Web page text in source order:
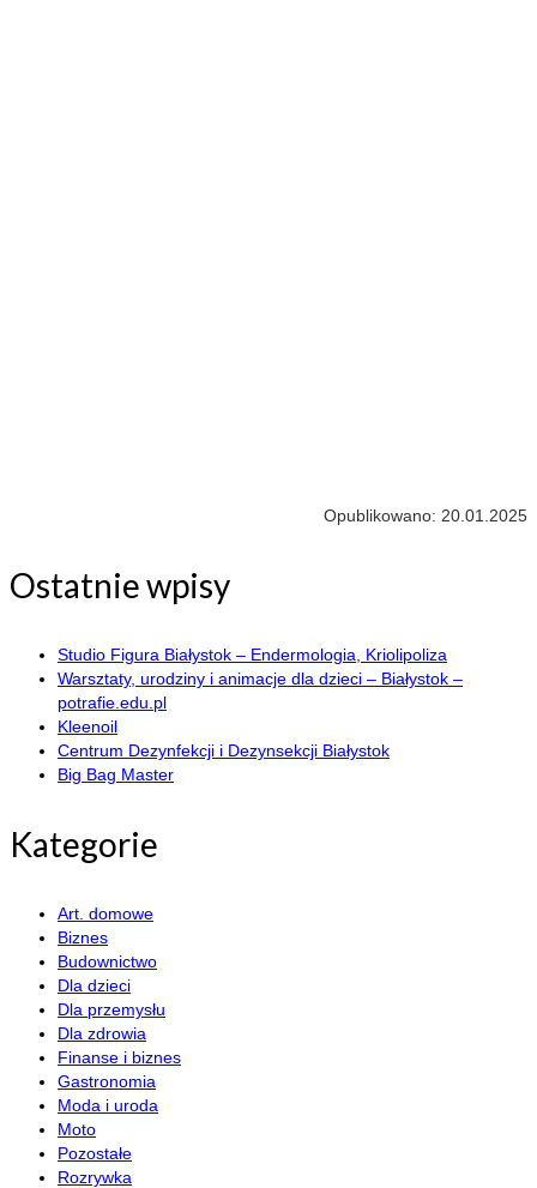
Opublikowano: 20.01.2025
Ostatnie wpisy
Studio Figura Białystok – Endermologia, Kriolipoliza
Warsztaty, urodziny i animacje dla dzieci – Białystok –
potrafie.edu.pl
Kleenoil
Centrum Dezynfekcji i Dezynsekcji Białystok
Big Bag Master
Kategorie
Art. domowe
Biznes
Budownictwo
Dla dzieci
Dla przemysłu
Dla zdrowia
Finanse i biznes
Gastronomia
Moda i uroda
Moto
Pozostałe
Rozrywka